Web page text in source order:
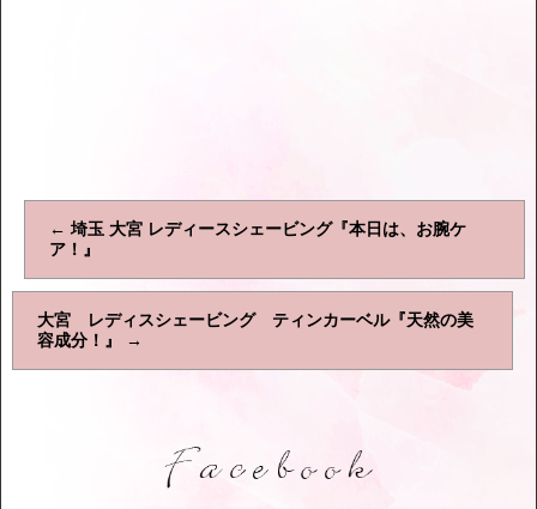
← 埼玉 大宮 レディースシェービング『本日は、お腕ケ
ア！』
大宮 レディスシェービング ティンカーベル『天然の美
容成分！』
→